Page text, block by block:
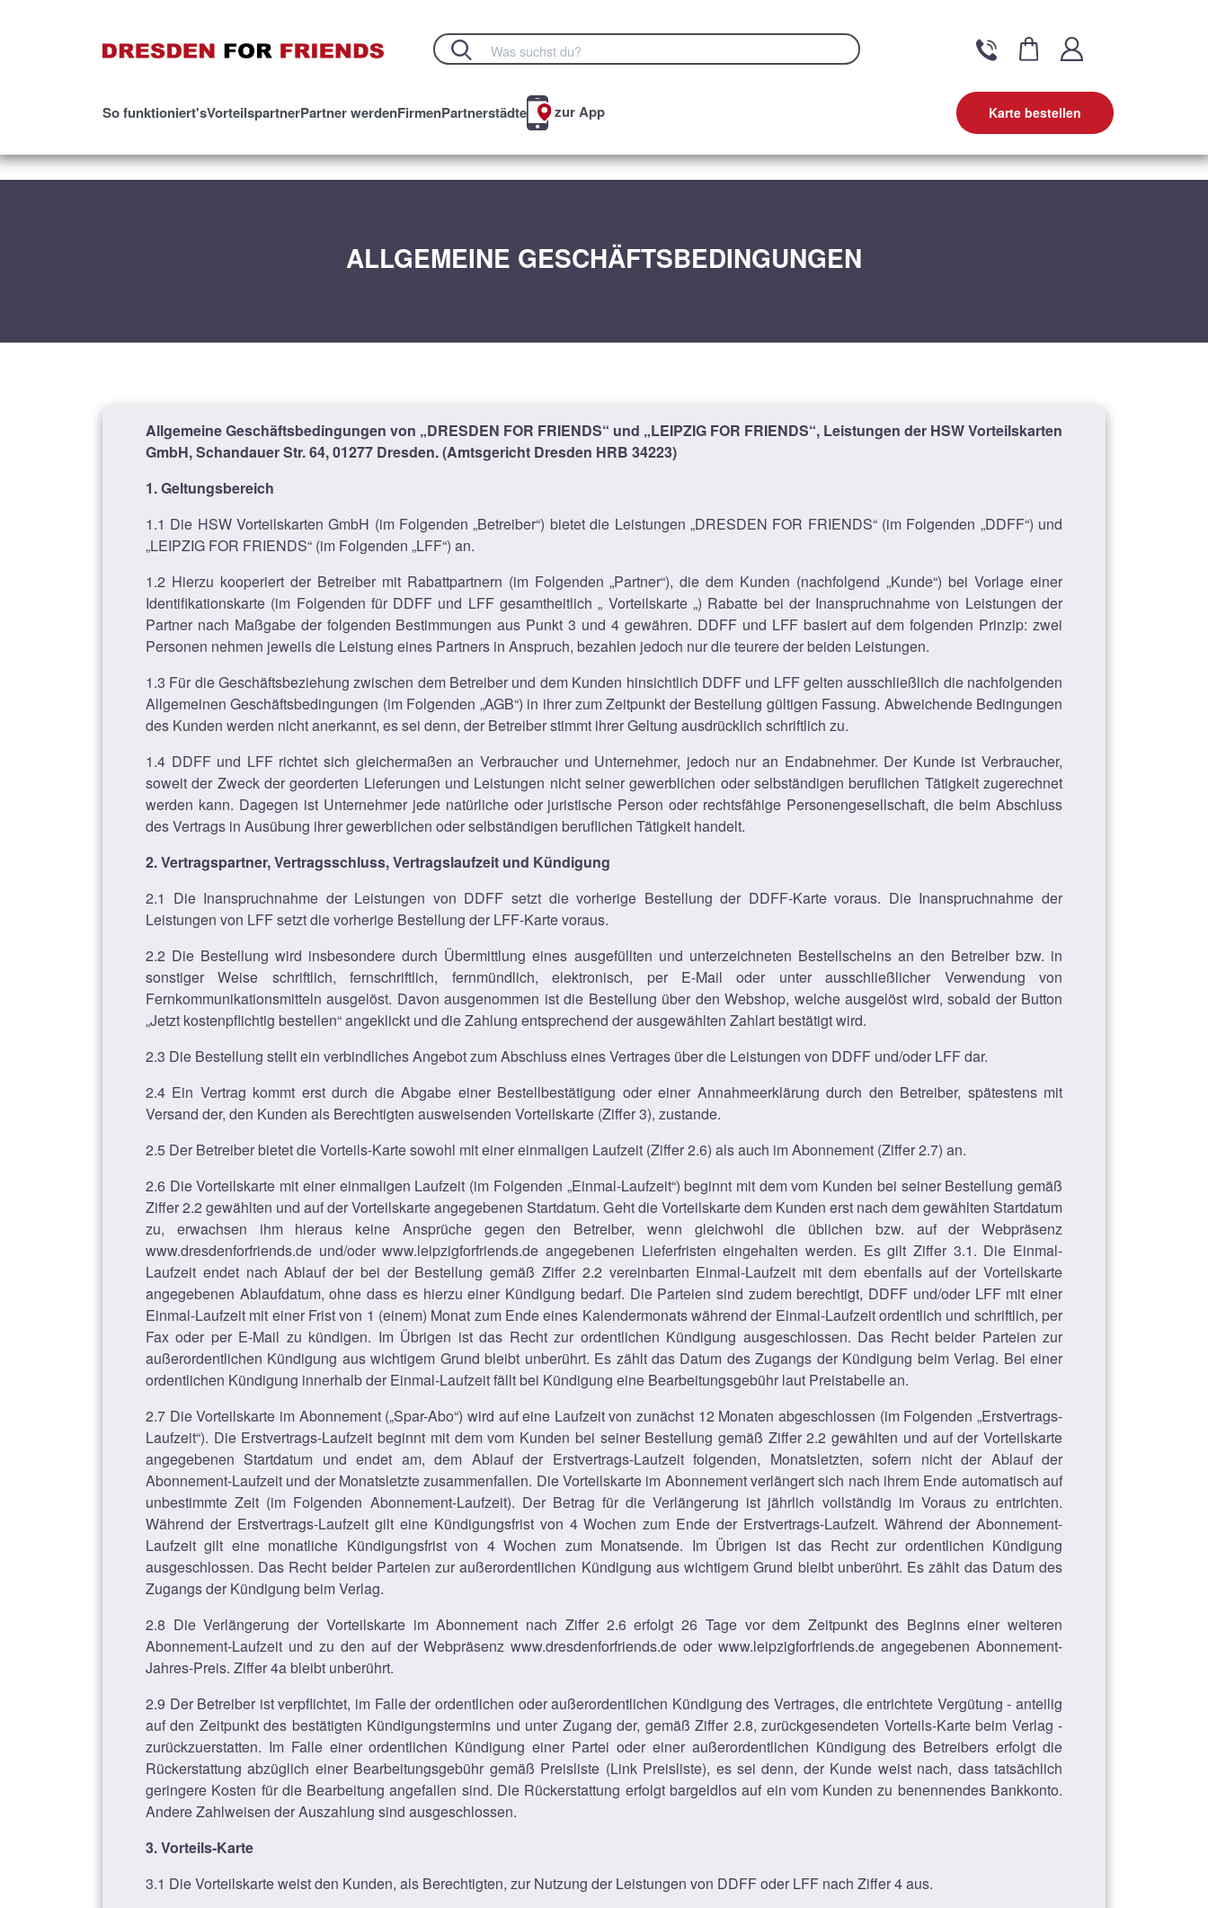
So funktioniert'sVorteilspartnerPartner werdenFirmenPartnerstädte zur App Karte bestellen
ALLGEMEINE GESCHÄFTSBEDINGUNGEN
Allgemeine Geschäftsbedingungen von „DRESDEN FOR FRIENDS“ und „LEIPZIG FOR FRIENDS“, Leistungen der HSW Vorteilskarten
GmbH, Schandauer Str. 64, 01277 Dresden. (Amtsgericht Dresden HRB 34223)
1. Geltungsbereich
1.1 Die HSW Vorteilskarten GmbH (im Folgenden „Betreiber“) bietet die Leistungen „DRESDEN FOR FRIENDS“ (im Folgenden „DDFF“) und
„LEIPZIG FOR FRIENDS“ (im Folgenden „LFF“) an.
1.2 Hierzu kooperiert der Betreiber mit Rabattpartnern (im Folgenden „Partner“), die dem Kunden (nachfolgend „Kunde“) bei Vorlage einer
Identifikationskarte (im Folgenden für DDFF und LFF gesamtheitlich „ Vorteilskarte „) Rabatte bei der Inanspruchnahme von Leistungen der
Partner nach Maßgabe der folgenden Bestimmungen aus Punkt 3 und 4 gewähren. DDFF und LFF basiert auf dem folgenden Prinzip: zwei
Personen nehmen jeweils die Leistung eines Partners in Anspruch, bezahlen jedoch nur die teurere der beiden Leistungen.
1.3 Für die Geschäftsbeziehung zwischen dem Betreiber und dem Kunden hinsichtlich DDFF und LFF gelten ausschließlich die nachfolgenden
Allgemeinen Geschäftsbedingungen (im Folgenden „AGB“) in ihrer zum Zeitpunkt der Bestellung gültigen Fassung. Abweichende Bedingungen
des Kunden werden nicht anerkannt, es sei denn, der Betreiber stimmt ihrer Geltung ausdrücklich schriftlich zu.
1.4 DDFF und LFF richtet sich gleichermaßen an Verbraucher und Unternehmer, jedoch nur an Endabnehmer. Der Kunde ist Verbraucher,
soweit der Zweck der georderten Lieferungen und Leistungen nicht seiner gewerblichen oder selbständigen beruflichen Tätigkeit zugerechnet
werden kann. Dagegen ist Unternehmer jede natürliche oder juristische Person oder rechtsfähige Personengesellschaft, die beim Abschluss
des Vertrags in Ausübung ihrer gewerblichen oder selbständigen beruflichen Tätigkeit handelt.
2. Vertragspartner, Vertragsschluss, Vertragslaufzeit und Kündigung
2.1 Die Inanspruchnahme der Leistungen von DDFF setzt die vorherige Bestellung der DDFF-Karte voraus. Die Inanspruchnahme der
Leistungen von LFF setzt die vorherige Bestellung der LFF-Karte voraus.
2.2 Die Bestellung wird insbesondere durch Übermittlung eines ausgefüllten und unterzeichneten Bestellscheins an den Betreiber bzw. in
sonstiger Weise schriftlich, fernschriftlich, fernmündlich, elektronisch, per E-Mail oder unter ausschließlicher Verwendung von
Fernkommunikationsmitteln ausgelöst. Davon ausgenommen ist die Bestellung über den Webshop, welche ausgelöst wird, sobald der Button
„Jetzt kostenpflichtig bestellen“ angeklickt und die Zahlung entsprechend der ausgewählten Zahlart bestätigt wird.
2.3 Die Bestellung stellt ein verbindliches Angebot zum Abschluss eines Vertrages über die Leistungen von DDFF und/oder LFF dar.
2.4 Ein Vertrag kommt erst durch die Abgabe einer Bestellbestätigung oder einer Annahmeerklärung durch den Betreiber, spätestens mit
Versand der, den Kunden als Berechtigten ausweisenden Vorteilskarte (Ziffer 3), zustande.
2.5 Der Betreiber bietet die Vorteils-Karte sowohl mit einer einmaligen Laufzeit (Ziffer 2.6) als auch im Abonnement (Ziffer 2.7) an.
2.6 Die Vorteilskarte mit einer einmaligen Laufzeit (im Folgenden „Einmal-Laufzeit“) beginnt mit dem vom Kunden bei seiner Bestellung gemäß
Ziffer 2.2 gewählten und auf der Vorteilskarte angegebenen Startdatum. Geht die Vorteilskarte dem Kunden erst nach dem gewählten Startdatum
zu, erwachsen ihm hieraus keine Ansprüche gegen den Betreiber, wenn gleichwohl die üblichen bzw. auf der Webpräsenz
www.dresdenforfriends.de und/oder www.leipzigforfriends.de angegebenen Lieferfristen eingehalten werden. Es gilt Ziffer 3.1. Die Einmal-
Laufzeit endet nach Ablauf der bei der Bestellung gemäß Ziffer 2.2 vereinbarten Einmal-Laufzeit mit dem ebenfalls auf der Vorteilskarte
angegebenen Ablaufdatum, ohne dass es hierzu einer Kündigung bedarf. Die Parteien sind zudem berechtigt, DDFF und/oder LFF mit einer
Einmal-Laufzeit mit einer Frist von 1 (einem) Monat zum Ende eines Kalendermonats während der Einmal-Laufzeit ordentlich und schriftlich, per
Fax oder per E-Mail zu kündigen. Im Übrigen ist das Recht zur ordentlichen Kündigung ausgeschlossen. Das Recht beider Parteien zur
außerordentlichen Kündigung aus wichtigem Grund bleibt unberührt. Es zählt das Datum des Zugangs der Kündigung beim Verlag. Bei einer
ordentlichen Kündigung innerhalb der Einmal-Laufzeit fällt bei Kündigung eine Bearbeitungsgebühr laut Preistabelle an.
2.7 Die Vorteilskarte im Abonnement („Spar-Abo“) wird auf eine Laufzeit von zunächst 12 Monaten abgeschlossen (im Folgenden „Erstvertrags-
Laufzeit“). Die Erstvertrags-Laufzeit beginnt mit dem vom Kunden bei seiner Bestellung gemäß Ziffer 2.2 gewählten und auf der Vorteilskarte
angegebenen Startdatum und endet am, dem Ablauf der Erstvertrags-Laufzeit folgenden, Monatsletzten, sofern nicht der Ablauf der
Abonnement-Laufzeit und der Monatsletzte zusammenfallen. Die Vorteilskarte im Abonnement verlängert sich nach ihrem Ende automatisch auf
unbestimmte Zeit (im Folgenden Abonnement-Laufzeit). Der Betrag für die Verlängerung ist jährlich vollständig im Voraus zu entrichten.
Während der Erstvertrags-Laufzeit gilt eine Kündigungsfrist von 4 Wochen zum Ende der Erstvertrags-Laufzeit. Während der Abonnement-
Laufzeit gilt eine monatliche Kündigungsfrist von 4 Wochen zum Monatsende. Im Übrigen ist das Recht zur ordentlichen Kündigung
ausgeschlossen. Das Recht beider Parteien zur außerordentlichen Kündigung aus wichtigem Grund bleibt unberührt. Es zählt das Datum des
Zugangs der Kündigung beim Verlag.
2.8 Die Verlängerung der Vorteilskarte im Abonnement nach Ziffer 2.6 erfolgt 26 Tage vor dem Zeitpunkt des Beginns einer weiteren
Abonnement-Laufzeit und zu den auf der Webpräsenz www.dresdenforfriends.de oder www.leipzigforfriends.de angegebenen Abonnement-
Jahres-Preis. Ziffer 4a bleibt unberührt.
2.9 Der Betreiber ist verpflichtet, im Falle der ordentlichen oder außerordentlichen Kündigung des Vertrages, die entrichtete Vergütung - anteilig
auf den Zeitpunkt des bestätigten Kündigungstermins und unter Zugang der, gemäß Ziffer 2.8, zurückgesendeten Vorteils-Karte beim Verlag -
zurückzuerstatten. Im Falle einer ordentlichen Kündigung einer Partei oder einer außerordentlichen Kündigung des Betreibers erfolgt die
Rückerstattung abzüglich einer Bearbeitungsgebühr gemäß Preisliste (Link Preisliste), es sei denn, der Kunde weist nach, dass tatsächlich
geringere Kosten für die Bearbeitung angefallen sind. Die Rückerstattung erfolgt bargeldlos auf ein vom Kunden zu benennendes Bankkonto.
Andere Zahlweisen der Auszahlung sind ausgeschlossen.
3. Vorteils-Karte
3.1 Die Vorteilskarte weist den Kunden, als Berechtigten, zur Nutzung der Leistungen von DDFF oder LFF nach Ziffer 4 aus.